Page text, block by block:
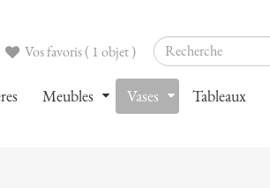
Vos favoris ( 1 objet )
Meubles Vases Tableaux